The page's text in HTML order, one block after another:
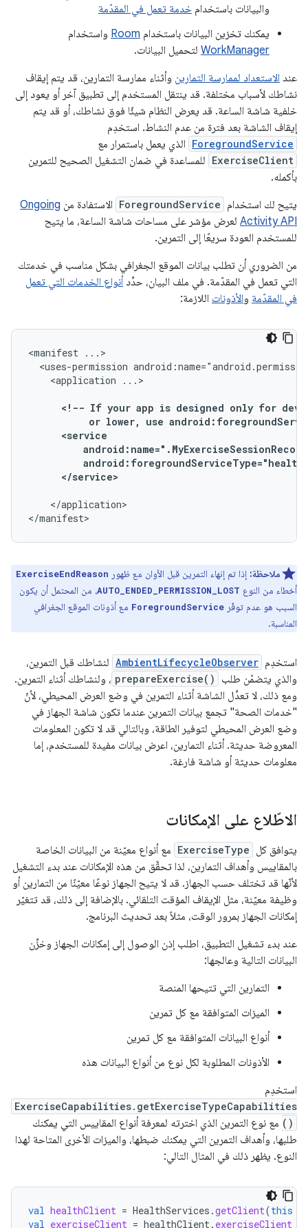
والبيانات باستخدام خدمة تعمل في المقدّمة
يمكنك تخزين البيانات باستخدام Room واستخدام
WorkManager لتحميل البيانات.
عند الاستعداد لممارسة التمارين وأثناء ممارسة التمارين، قد يتم إيقاف
نشاطك لأسباب مختلفة. قد ينتقل المستخدم إلى تطبيق آخر أو يعود إلى
خلفية شاشة الساعة. قد يعرض النظام شيئًا فوق نشاطك، أو قد يتم
إيقاف الشاشة بعد فترة من عدم النشاط. استخدِم
ForegroundService الذي يعمل باستمرار مع
ExerciseClient للمساعدة في ضمان التشغيل الصحيح للتمرين
بأكمله.
يتيح لك استخدام ForegroundService الاستفادة من Ongoing
Activity API لعرض مؤشر على مساحات شاشة الساعة، ما يتيح
للمستخدم العودة سريعًا إلى التمرين.
من الضروري أن تطلب بيانات الموقع الجغرافي بشكل مناسب في خدمتك
التي تعمل في المقدّمة. في ملف البيان، حدِّد أنواع الخدمات التي تعمل
في المقدّمة والأذونات اللازمة:
<manifest
<uses-permission
<application
<!-- If your app is designed only for
or lower, use
</application>
</manifest>
ملاحظة: إذا تم إنهاء التمرين قبل الأوان مع ظهور ExerciseEndReason
أخطاء من النوع AUTO_ENDED_PERMISSION_LOST، من المحتمل أن يكون
السبب هو عدم توفّر ForegroundService مع أذونات الموقع الجغرافي
المناسبة.
استخدِم AmbientLifecycleObserver لنشاطك قبل التمرين،
والذي يتضمّن طلب
prepareExercise() ، ولنشاطك أثناء التمرين.
ومع ذلك، لا تعدِّل الشاشة أثناء التمرين في وضع العرض المحيطي، لأنّ
"خدمات الصحة" تجمع بيانات التمرين عندما تكون شاشة الجهاز في
وضع العرض المحيطي لتوفير الطاقة، وبالتالي قد لا تكون المعلومات
المعروضة حديثة. أثناء التمارين، اعرض بيانات مفيدة للمستخدم، إما
معلومات حديثة أو شاشة فارغة.
الاطّلاع على الإمكانات
يتوافق كل ExerciseType مع أنواع معيّنة من البيانات الخاصة
بالمقاييس وأهداف التمارين، لذا تحقَّق من هذه الإمكانات عند بدء التشغيل
لأنّها قد تختلف حسب الجهاز. قد لا يتيح الجهاز نوعًا معيّنًا من التمارين أو
وظيفة معيّنة، مثل الإيقاف المؤقت التلقائي. بالإضافة إلى ذلك، قد تتغيّر
إمكانات الجهاز بمرور الوقت، مثلاً بعد تحديث البرنامج.
عند بدء تشغيل التطبيق، اطلب إذن الوصول إلى إمكانات الجهاز وخزِّن
البيانات التالية وعالجها:
التمارين التي تتيحها المنصة
الميزات المتوافقة مع كل تمرين
أنواع البيانات المتوافقة مع كل تمرين
الأذونات المطلوبة لكل نوع من أنواع البيانات هذه
استخدِم
ExerciseCapabilities.getExerciseTypeCapabilities
() مع نوع التمرين الذي اخترته لمعرفة أنواع المقاييس التي يمكنك
طلبها، وأهداف التمرين التي يمكنك ضبطها، والميزات الأخرى المتاحة لهذا
النوع. يظهر ذلك في المثال التالي:
val healthClient = HealthServices .getClient(this
val exerciseClient = healthClient. exerciseClient